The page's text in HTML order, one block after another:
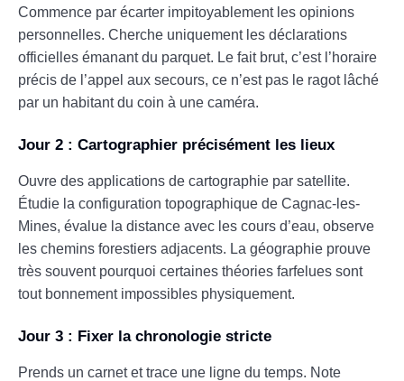
Commence par écarter impitoyablement les opinions
personnelles. Cherche uniquement les déclarations
officielles émanant du parquet. Le fait brut, c’est l’horaire
précis de l’appel aux secours, ce n’est pas le ragot lâché
par un habitant du coin à une caméra.
Jour 2 : Cartographier précisément les lieux
Ouvre des applications de cartographie par satellite.
Étudie la configuration topographique de Cagnac-les-
Mines, évalue la distance avec les cours d’eau, observe
les chemins forestiers adjacents. La géographie prouve
très souvent pourquoi certaines théories farfelues sont
tout bonnement impossibles physiquement.
Jour 3 : Fixer la chronologie stricte
Prends un carnet et trace une ligne du temps. Note